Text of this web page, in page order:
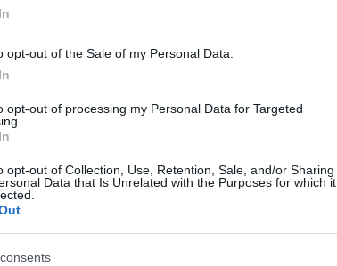
opt-out of the Sale of my Personal Data.
opt-out of processing my Personal Data for Targeted
opt-out of Collection, Use, Retention, Sale, and/or Sharing
Data that Is Unrelated with the Purposes for which it
megcsalás témakörének. Ha egy buli után,
de nem történik semmi, akkor természetesen nem
még rosszul eshet. Ebben a helyzetben a legjobb
akkor a partnerednek nincs mit titkolnia,
kerül valaki mással
ha nagyon szeretnének megtenni valami olyat,
a párod arra hivatkozik, hogy részeg volt, és
eseményeiből, akkor egyértelmű, hogy nem
nem áll még készen egy tartós párkacsolatra